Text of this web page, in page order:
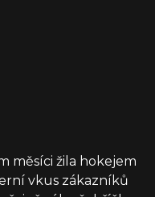
měsíci žila hokejem
vkus zákazníků